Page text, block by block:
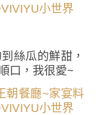
絲瓜的鮮甜，
口，我很愛~